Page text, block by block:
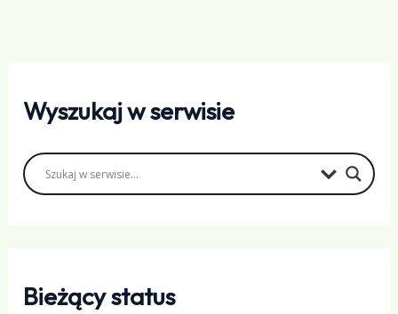
Wyszukaj w serwisie
Bieżący status